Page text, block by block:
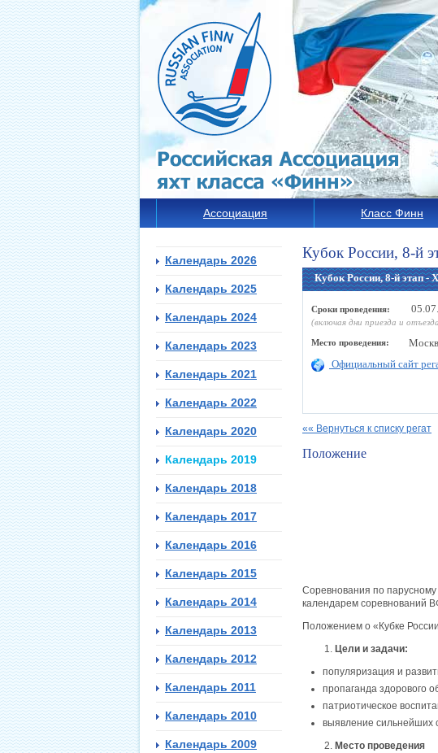
Ассоциация Класс Финн
Кубок России, 8-й
Кубок России, 8-й этап
Сроки проведения:
(включая дни приезда и
Место проведения:
Официальный сайт
«« Вернуться к списку регат
Положение
Соревнования по
календарем соревнований
Положением о «Кубке
Цели и задачи:
популяризация и
пропаганда здорового
патриотическое
выявление сильнейших
Место проведения
Календарь 2026
Календарь 2025
Календарь 2024
Календарь 2023
Календарь 2021
Календарь 2022
Календарь 2020
Календарь 2019
Календарь 2018
Календарь 2017
Календарь 2016
Календарь 2015
Календарь 2014
Календарь 2013
Календарь 2012
Календарь 2011
Календарь 2010
Календарь 2009